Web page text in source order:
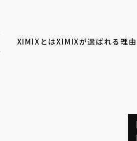
XIMIXとはXIMIXが選ばれる理由